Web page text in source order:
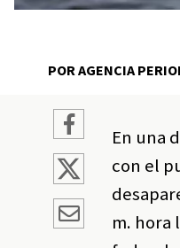
POR AGENCIA
En una
con el
m. hora